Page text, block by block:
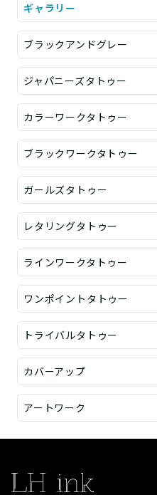
ギャラリー
ブラックアンドグレー
ジャパニーズタトゥー
カラーワークタトゥー
ブラックワークタトゥー
ガールズタトゥー
レタリングタトゥー
ラインワークタトゥー
ワンポイントタトゥー
トライバルタトゥー
カバーアップ
アートワーク